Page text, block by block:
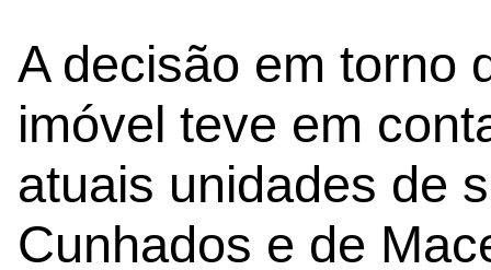
A decisão em torno
imóvel teve em
atuais unidades de
Cunhados e de